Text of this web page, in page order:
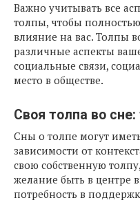
Важно учитывать все
толпы, чтобы
влияние на вас. Толпы
различные аспекты
социальные связи,
место в обществе.
Своя толпа во
Сны о толпе могут
зависимости от
свою собственную
желание быть в центре
потребность в